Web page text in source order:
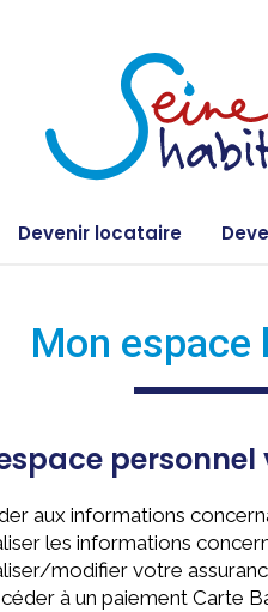
Devenir locataire
Mon espace
personnel
aux informations
les informations
modifier votre
à un paiement Carte